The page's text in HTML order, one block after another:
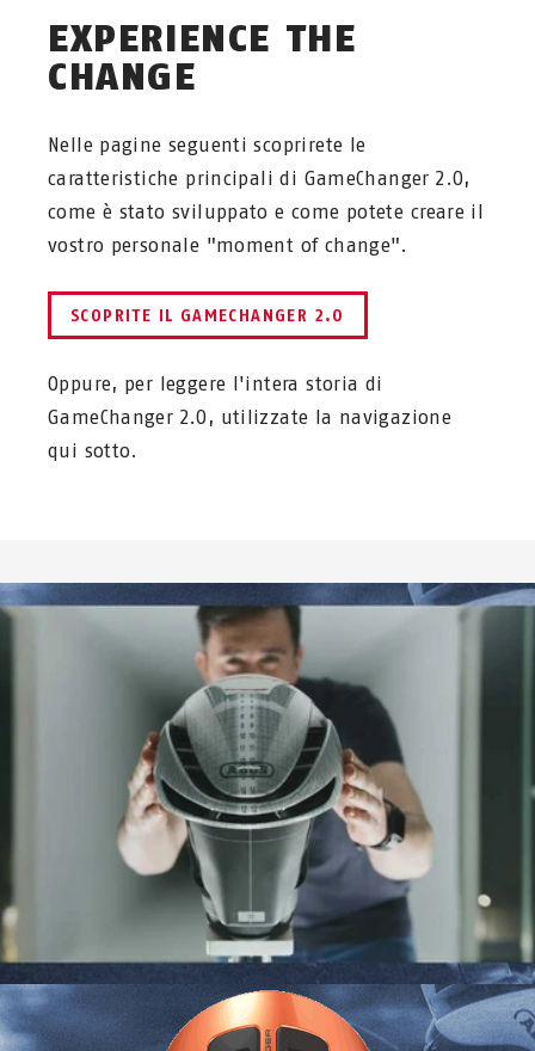
EXPERIENCE THE
CHANGE
Nelle pagine seguenti scoprirete le
caratteristiche principali di GameChanger 2.0,
come è stato sviluppato e come potete creare il
vostro personale "moment of change".
SCOPRITE IL GAMECHANGER 2.0
Oppure, per leggere l'intera storia di
GameChanger 2.0, utilizzate la navigazione
qui sotto.
FROM VISION TO MISSION